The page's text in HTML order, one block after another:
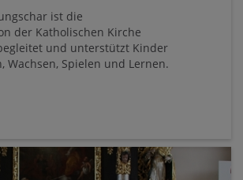
ist die
der Katholischen Kirche
und unterstützt Kinder
Wachsen, Spielen und Lernen.